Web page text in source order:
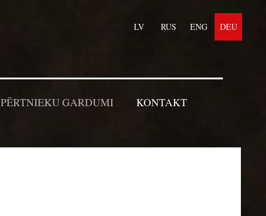
LV RUS ENG DEU
PĒRTNIEKU GARDUMI
KONTAKT